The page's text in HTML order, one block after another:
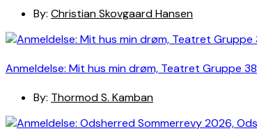
By: Christian Skovgaard Hansen
Anmeldelse: Mit hus min drøm, Teatret Gruppe 38
By: Thormod S. Kamban